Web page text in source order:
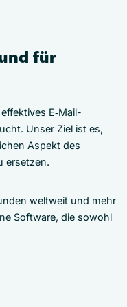
für
E‑Mail-
Unser Ziel ist es,
Aspekt des
ersetzen.
weltweit und mehr
Software, die sowohl